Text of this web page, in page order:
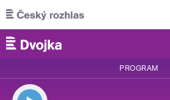
Přejít k hlavnímu obsahu
PROGRAM